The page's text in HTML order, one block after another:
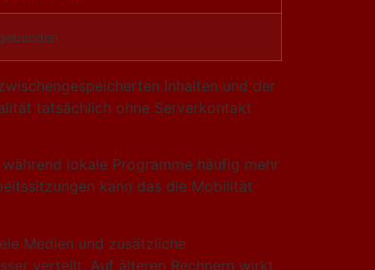
Inhalten und der
tatsächlich ohne Serverkontakt
lokale Programme häufig mehr
kann das die Mobilität
Medien und zusätzliche
verteilt. Auf älteren Rechnern wirkt